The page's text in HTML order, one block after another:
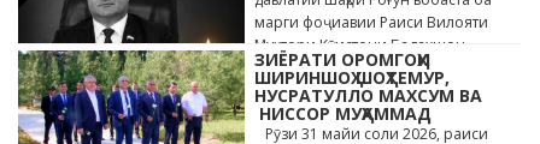
марги фоҷиавии Раиси Вилояти
Мухтори Кӯҳистони Бадахшон
Алишер …
ЗИЁРАТИ ОРОМГОҲИ
ШИРИНШОҲ ШОҲТЕМУР,
НУСРАТУЛЛО МАХСУМ ВА
НИССОР МУҲАММАД
Рӯзи 31 майи соли 2026, раиси